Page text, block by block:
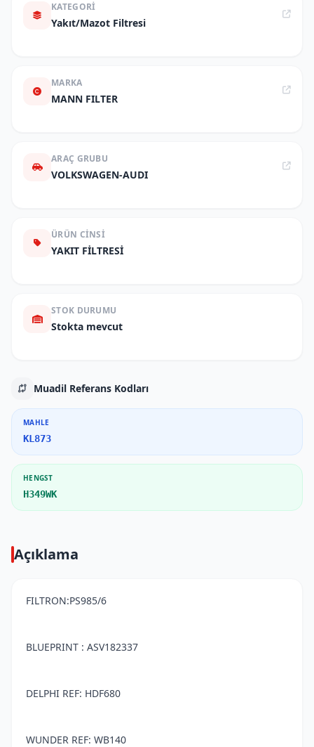
KATEGORI
Yakıt/Mazot Filtresi
MARKA
MANN FILTER
ARAÇ GRUBU
VOLKSWAGEN-AUDI
ÜRÜN CINSI
YAKIT FİLTRESİ
STOK DURUMU
Stokta mevcut
Muadil Referans Kodları
MAHLE
KL873
HENGST
H349WK
Açıklama
FILTRON:PS985/6
BLUEPRINT : ASV182337
DELPHI REF: HDF680
WUNDER REF: WB140